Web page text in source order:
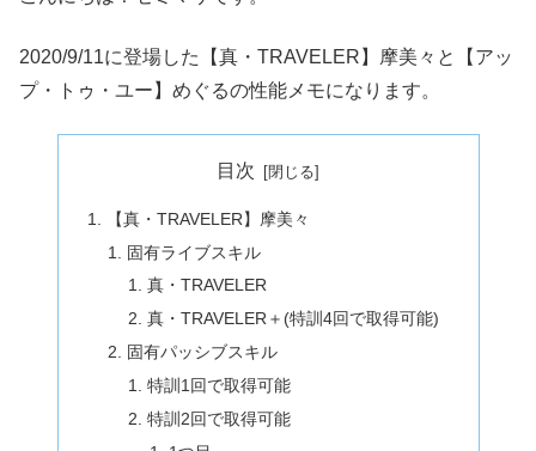
2020/9/11に登場した【真・TRAVELER】摩美々と【アッ
プ・トゥ・ユー】めぐるの性能メモになります。
目次
【真・TRAVELER】摩美々
固有ライブスキル
真・TRAVELER
真・TRAVELER＋(特訓4回で取得可能)
固有パッシブスキル
特訓1回で取得可能
特訓2回で取得可能